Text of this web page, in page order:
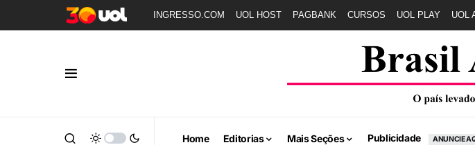
INGRESSO.COM UOL HOST PAGBANK CURSOS UOL PLAY UOL
Home Editorias Mais Seções Publicidade ANUNCIE